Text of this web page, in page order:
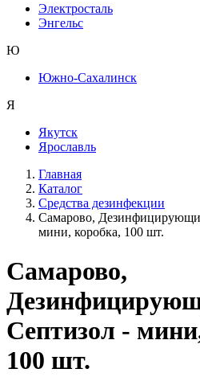
Электросталь
Энгельс
Ю
Южно-Сахалинск
Я
Якутск
Ярославль
Главная
Каталог
Средства дезинфекции
Самарово,
мини, коробка, 100 шт.
Самарово,
Септизол -
100 шт.